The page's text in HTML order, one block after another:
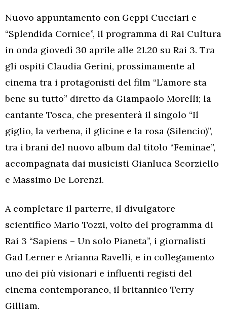
Nuovo appuntamento con Geppi Cucciari e
“Splendida Cornice”, il programma di Rai Cultura
in onda giovedì 30 aprile alle 21.20 su Rai 3. Tra
gli ospiti Claudia Gerini, prossimamente al
cinema tra i protagonisti del film “L’amore sta
bene su tutto” diretto da Giampaolo Morelli; la
cantante Tosca, che presenterà il singolo “Il
giglio, la verbena, il glicine e la rosa (Silencio)”,
tra i brani del nuovo album dal titolo “Feminae”,
accompagnata dai musicisti Gianluca Scorziello
e Massimo De Lorenzi.
A completare il parterre, il divulgatore
scientifico Mario Tozzi, volto del programma di
Rai 3 “Sapiens – Un solo Pianeta”, i giornalisti
Gad Lerner e Arianna Ravelli, e in collegamento
uno dei più visionari e influenti registi del
cinema contemporaneo, il britannico Terry
Gilliam.